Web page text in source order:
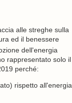
alle streghe sulla
ed il benessere
dell'energia
rappresentato solo il
perché:
rispetto all'energia